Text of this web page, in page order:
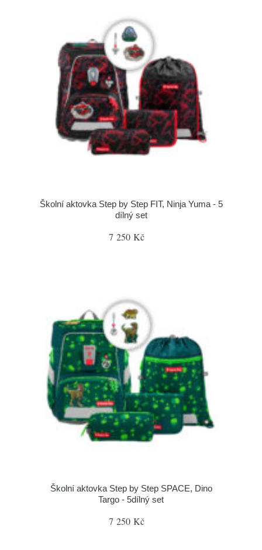
Školní aktovka Step by Step FIT, Ninja Yuma - 5
dílný set
7 250 Kč
Školní aktovka Step by Step SPACE, Dino
Targo - 5dílný set
7 250 Kč